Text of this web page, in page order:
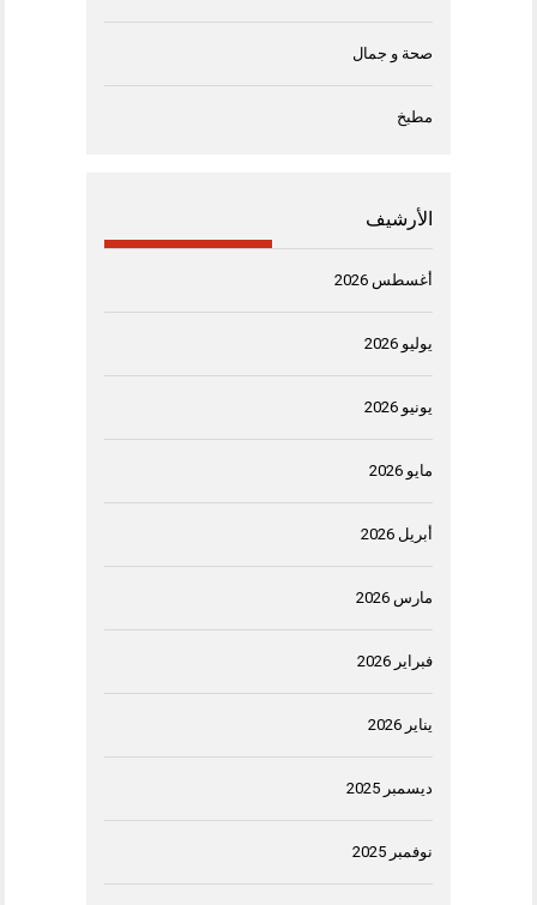
صحة و جمال
مطبخ
الأرشيف
أغسطس 2026
يوليو 2026
يونيو 2026
مايو 2026
أبريل 2026
مارس 2026
فبراير 2026
يناير 2026
ديسمبر 2025
نوفمبر 2025